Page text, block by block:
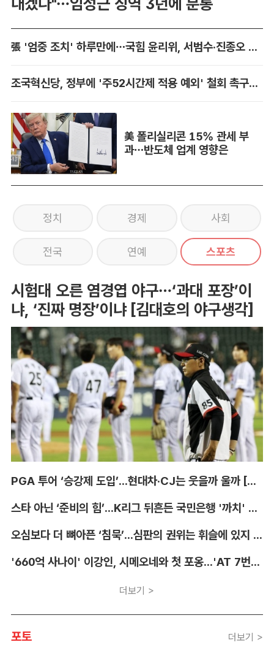
張 '엄중 조치' 하루만에…국힘 윤리위, 서범수·진종오 징계 착수
조국혁신당, 정부에 '주52시간제 적용 예외' 철회 촉구…"흥정 대상 아냐"
美 폴리실리콘 15% 관세 부
과…반도체 업계 영향은
정치 경제 사회
전국 연예 스포츠
시험대 오른 염경엽 야구…‘과대 포장’이
냐, ‘진짜 명장’이냐 [김대호의 야구생각]
PGA 투어 ‘승강제 도입’...현대차·CJ는 웃을까 울까 [박호윤의 IN&OUT]
스타 아닌 ‘준비의 힘’...K리그 뒤흔든 국민은행 '까치' 사단 [이영규의 비욘더매치]
오심보다 더 뼈아픈 ‘침묵’...심판의 권위는 휘슬에 있지 않다 [박순규의 창]
'660억 사나이' 이강인, 시메오네와 첫 포옹...'AT 7번' 데뷔 초읽기
더보기 >
포토 더보기 >